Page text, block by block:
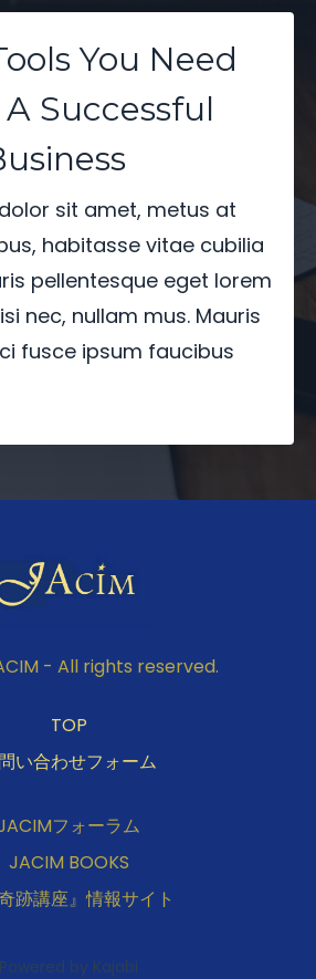
You Need
Successful
sit amet, metus at
habitasse vitae cubilia
pellentesque eget lorem
nec, nullam mus. Mauris
fusce ipsum faucibus
- All rights reserved.
TOP
い合わせフォーム
フォーラム
JACIM BOOKS
跡講座』情報サイト
Powered by Kajabi